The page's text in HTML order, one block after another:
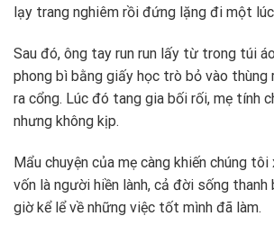
lạy trang nghiêm rồi đứng lặng đi một
Sau đó, ông tay run run lấy từ trong túi
phong bì bằng giấy học trò bỏ vào
ra cổng. Lúc đó tang gia bối rối, mẹ tính
nhưng không kịp.
Mẩu chuyện của mẹ càng khiến chúng
vốn là người hiền lành, cả đời sống thanh
giờ kể lể về những việc tốt mình đã làm.